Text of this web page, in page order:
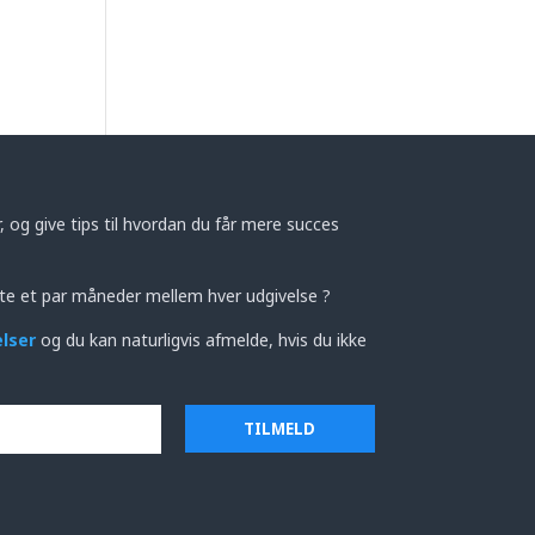
give tips til hvordan du får mere succes
et par måneder mellem hver udgivelse ?
og du kan naturligvis afmelde, hvis du ikke